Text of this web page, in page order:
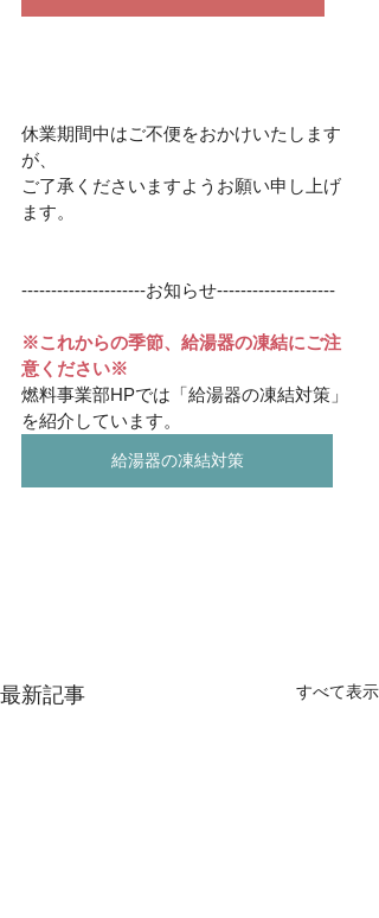
休業期間中はご不便をおかけいたします
が、
ご了承くださいますようお願い申し上げ
ます。
---------------------お知らせ--------------------
※これからの季節、給湯器の凍結にご注
意ください※
燃料事業部HPでは「給湯器の凍結対策」
を紹介しています。
給湯器の凍結対策
最新記事 すべて表示